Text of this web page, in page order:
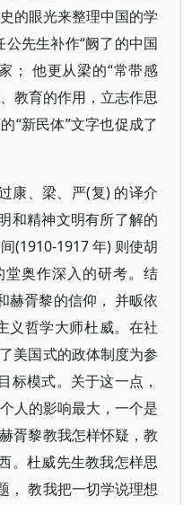
的眼光来整理中国的学
先生补作“阙了的中国
； 他更从梁的“常带感
教育的作用，立志作思
“新民体”文字也促成了
康、梁、严(复) 的译介
和精神文明有所了解的
(1910-1917 年) 则使胡
奥作深入的研考。结
赫胥黎的信仰， 并畈依
义哲学大师杜威。在社
美国式的政体制度为参
标模式。关于这一点，
人的影响最大，一个是
胥黎教我怎样怀疑，教
。杜威先生教我怎样思
， 教我把一切学说理想